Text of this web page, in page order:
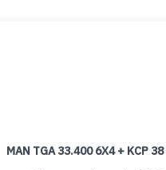
MAN TGA 33.400 6X4 + KCP